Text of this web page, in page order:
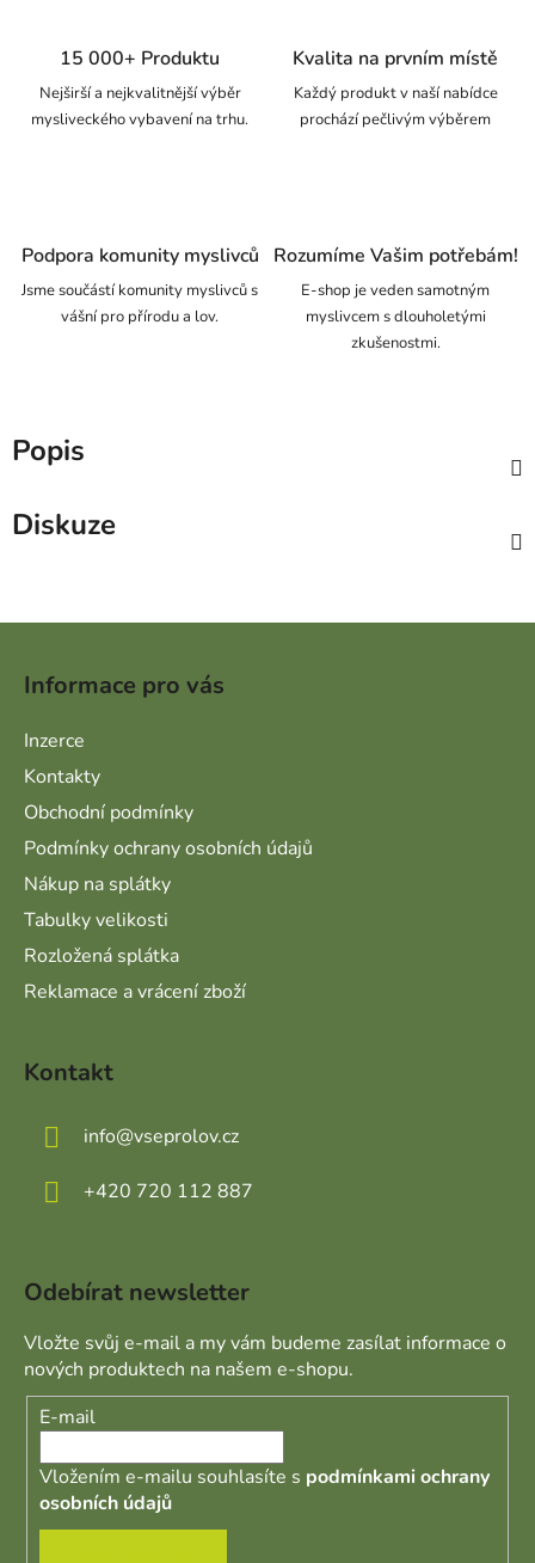
15 000+ Produktu
Nejširší a nejkvalitnější výběr
mysliveckého vybavení na trhu.
Kvalita na prvním místě
Každý produkt v naší nabídce
prochází pečlivým výběrem
Podpora komunity myslivců
Jsme součástí komunity myslivců s
vášní pro přírodu a lov.
Rozumíme Vašim potřebám!
E-shop je veden samotným
myslivcem s dlouholetými
zkušenostmi.
Popis
Diskuze
Informace pro vás
Inzerce
Kontakty
Obchodní podmínky
Podmínky ochrany osobních údajů
Nákup na splátky
Tabulky velikosti
Rozložená splátka
Reklamace a vrácení zboží
Kontakt
info@vseprolov.cz
+420 720 112 887
Odebírat newsletter
Vložte svůj e-mail a my vám budeme zasílat informace o
nových produktech na našem e-shopu.
E-mail
Vložením e-mailu souhlasíte s podmínkami ochrany
osobních údajů